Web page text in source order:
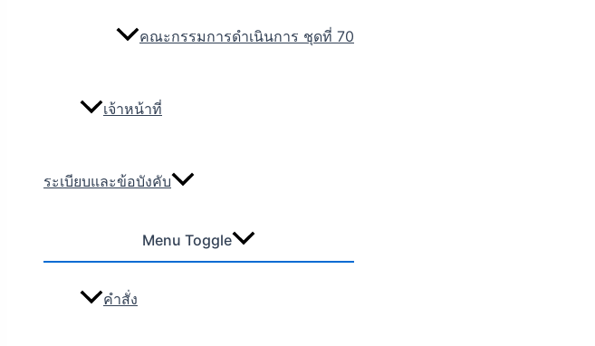
คณะกรรมการดำเนินการ ชุดที่ 70
เจ้าหน้าที่
ระเบียบและข้อบังคับ
Menu Toggle
คำสั่ง